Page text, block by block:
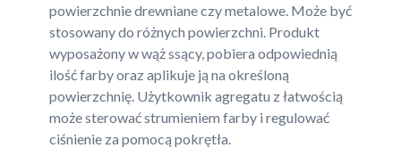
powierzchnie drewniane czy metalowe. Może być
stosowany do różnych powierzchni. Produkt
wyposażony w wąż ssący, pobiera odpowiednią
ilość farby oraz aplikuje ją na określoną
powierzchnię. Użytkownik agregatu z łatwością
może sterować strumieniem farby i regulować
ciśnienie za pomocą pokrętła.